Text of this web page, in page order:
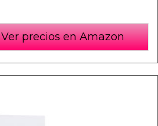
precios en Amazon